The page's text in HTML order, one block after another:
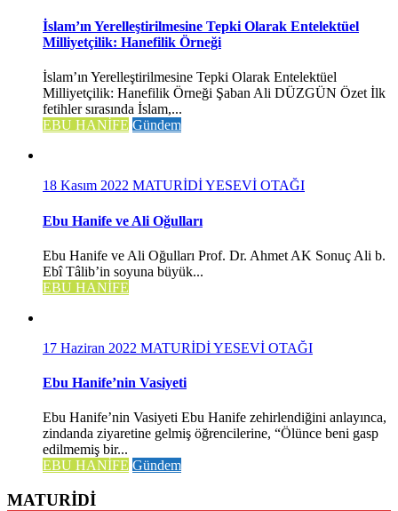
İslam’ın Yerelleştirilmesine Tepki Olarak Entelektüel
Milliyetçilik: Hanefilik Örneği
İslam’ın Yerelleştirilmesine Tepki Olarak Entelektüel
Milliyetçilik: Hanefilik Örneği Şaban Ali DÜZGÜN Özet İlk
fetihler sırasında İslam,...
EBU HANİFE Gündem
18 Kasım 2022 MATURİDİ YESEVİ OTAĞI
Ebu Hanife ve Ali Oğulları
Ebu Hanife ve Ali Oğulları Prof. Dr. Ahmet AK Sonuç Ali b.
Ebî Tâlib’in soyuna büyük...
EBU HANİFE
17 Haziran 2022 MATURİDİ YESEVİ OTAĞI
Ebu Hanife’nin Vasiyeti
Ebu Hanife’nin Vasiyeti Ebu Hanife zehirlendiğini anlayınca,
zindanda ziyaretine gelmiş öğrencilerine, “Ölünce beni gasp
edilmemiş bir...
EBU HANİFE Gündem
MATURİDİ